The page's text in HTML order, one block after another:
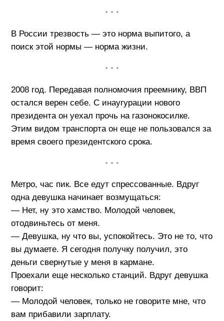
• • •
В России трезвость — это норма выпитого, а
поиск этой нормы — норма жизни.
• • •
2008 год. Передавая полномочия преемнику, ВВП
остался верен себе. С инаугурации нового
президента он уехал прочь на газонокосилке.
Этим видом транспорта он еще не пользовался за
время своего президентского срока.
• • •
Метро, час пик. Все едут спрессованные. Вдруг
одна девушка начинает возмущаться:
— Нет, ну это хамство. Молодой человек,
отодвиньтесь от меня.
— Девушка, ну что вы, успокойтесь. Это не то, что
вы думаете. Я сегодня получку получил, это
деньги свернутые у меня в кармане.
Проехали еще несколько станций. Вдруг девушка
говорит:
— Молодой человек, только не говорите мне, что
вам прибавили зарплату.